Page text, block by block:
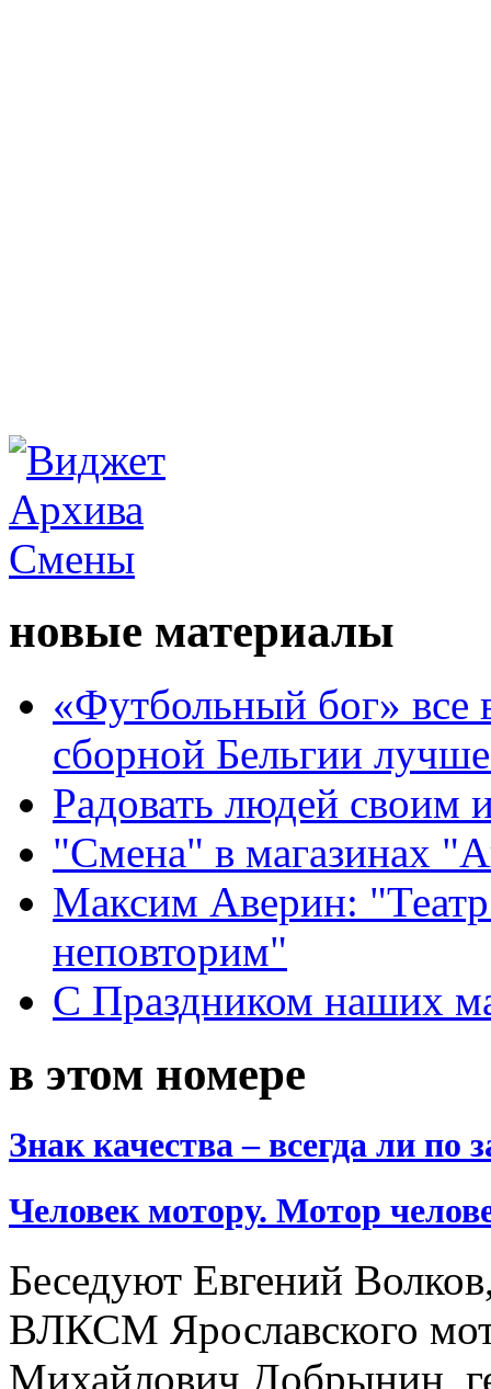
новые материалы
«Футбольный бог» все
сборной Бельгии
Радовать людей своим
"Смена" в магазинах
Максим Аверин:
неповторим"
С Праздником наших
в этом номере
Знак качества – всегда ли по
Человек мотору. Мотор
Беседуют Евгений
ВЛКСМ Ярославского
Михайлович Добрынин,